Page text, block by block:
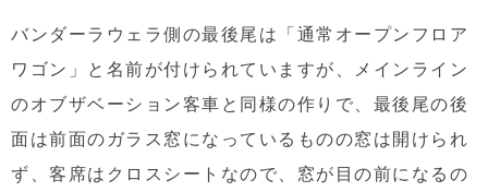
バンダーラウェラ側の最後尾は「通常オープンフロア
ワゴン」と名前が付けられていますが、メインライン
のオブザベーション客車と同様の作りで、最後尾の後
面は前面のガラス窓になっているものの窓は開けられ
ず、客席はクロスシートなので、窓が目の前になるの